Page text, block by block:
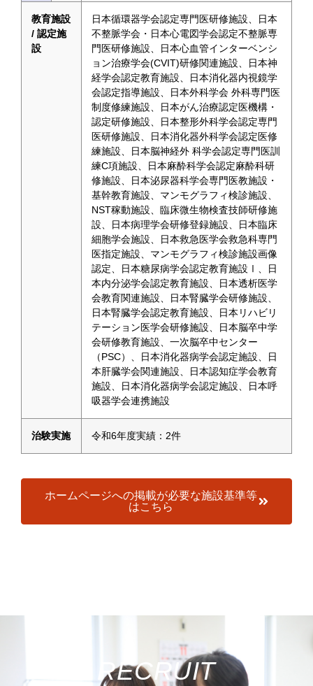
教育施設
/ 認定施
設
日本循環器学会認定専門医研修施設、日本
不整脈学会・日本心電図学会認定不整脈専
門医研修施設、日本心血管インターベンシ
ョン治療学会(CVIT)研修関連施設、日本神
経学会認定教育施設、日本消化器内視鏡学
会認定指導施設、日本外科学会 外科専門医
制度修練施設、日本がん治療認定医機構・
認定研修施設、日本整形外科学会認定専門
医研修施設、日本消化器外科学会認定医修
練施設、日本脳神経外 科学会認定専門医訓
練C項施設、日本麻酔科学会認定麻酔科研
修施設、日本泌尿器科学会専門医教施設・
基幹教育施設、マンモグラフィ検診施設、
NST稼動施設、臨床微生物検査技師研修施
設、日本病理学会研修登録施設、日本臨床
細胞学会施設、日本救急医学会救急科専門
医指定施設、マンモグラフィ検診施設画像
認定、日本糖尿病学会認定教育施設Ⅰ、日
本内分泌学会認定教育施設、日本透析医学
会教育関連施設、日本腎臓学会研修施設、
日本腎臓学会認定教育施設、日本リハビリ
テーション医学会研修施設、日本脳卒中学
会研修教育施設、一次脳卒中センター
（PSC）、日本消化器病学会認定施設、日
本肝臓学会関連施設、日本認知症学会教育
施設、日本消化器病学会認定施設、日本呼
吸器学会連携施設
治験実施 令和6年度実績：2件
ホームページへの掲載が必要な施設基準等
はこちら
RECRUIT